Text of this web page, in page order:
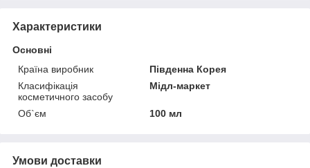
Характеристики
Основні
Країна виробник
Південна Корея
Класифікація
косметичного засобу
Мідл-маркет
Об`єм 100 мл
Умови доставки